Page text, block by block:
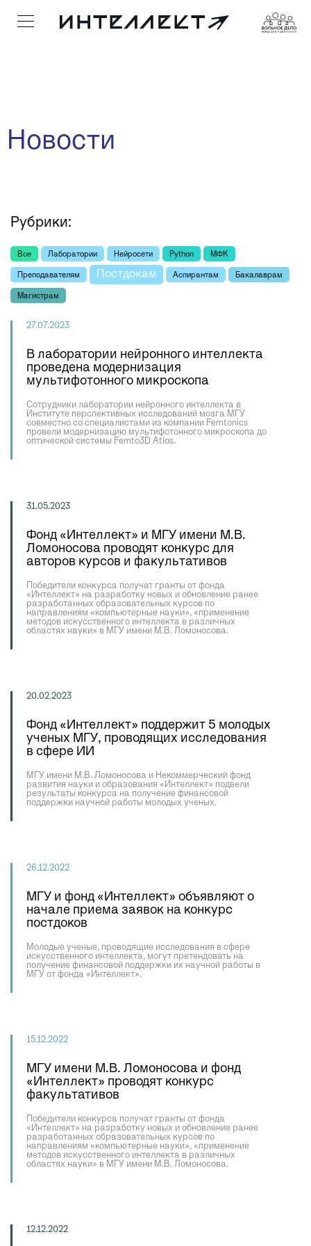
Новости
Рубрики:
Все Лаборатории Нейросети Python МФК
Преподавателям Постдокам Аспирантам Бакалаврам
Mагистрам
27.07.2023
В лаборатории нейронного интеллекта
проведена модернизация
мультифотонного микроскопа
Сотрудники лаборатории нейронного интеллекта в
Институте перспективных исследований мозга МГУ
совместно со специалистами из компании Femtonics
провели модернизацию мультифотонного микроскопа до
оптической системы Femto3D Atlas.
31.05.2023
Фонд «Интеллект» и МГУ имени М.В.
Ломоносова проводят конкурс для
авторов курсов и факультативов
Победители конкурса получат гранты от фонда
«Интеллект» на разработку новых и обновление ранее
разработанных образовательных курсов по
направлениям «компьютерные науки», «применение
методов искусственного интеллекта в различных
областях науки» в МГУ имени М.В. Ломоносова.
20.02.2023
Фонд «Интеллект» поддержит 5 молодых
ученых МГУ, проводящих исследования
в сфере ИИ
МГУ имени М.В. Ломоносова и Некоммерческий фонд
развития науки и образования «Интеллект» подвели
результаты конкурса на получение финансовой
поддержки научной работы молодых ученых.
26.12.2022
МГУ и фонд «Интеллект» объявляют о
начале приема заявок на конкурс
постдоков
Молодые ученые, проводящие исследования в сфере
искусственного интеллекта, могут претендовать на
получение финансовой поддержки их научной работы в
МГУ от фонда «Интеллект».
15.12.2022
МГУ имени М.В. Ломоносова и фонд
«Интеллект» проводят конкурс
факультативов
Победители конкурса получат гранты от фонда
«Интеллект» на разработку новых и обновление ранее
разработанных образовательных курсов по
направлениям «компьютерные науки», «применение
методов искусственного интеллекта в различных
областях науки» в МГУ имени М.В. Ломоносова.
12.12.2022